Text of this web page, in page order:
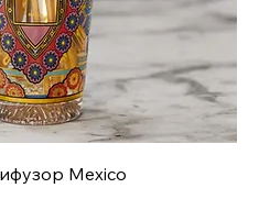
Mexico